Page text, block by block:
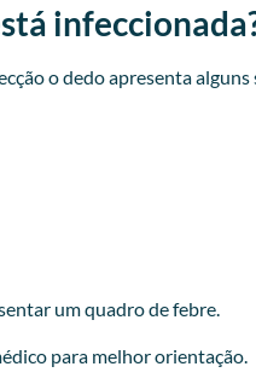
o dedo apresenta alguns
um quadro de febre.
para melhor orientação.